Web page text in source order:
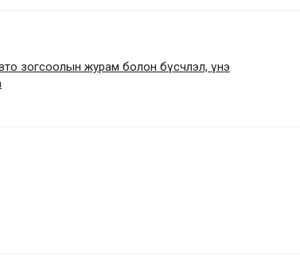
зогсоолын журам болон бүсчлэл, үнэ